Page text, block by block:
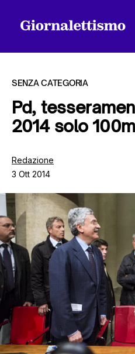
Tutti gli articoli
Chi siamo
Contatti
SENZA CATEGORIA
Pd,
2014 solo
Redazione
3 Ott 2014